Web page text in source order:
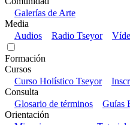
Galerías de Arte
Media
Audios
Radio Tseyor
Formación
Cursos
Curso Holístico Tseyor
Consulta
Glosario de términos
Guías
Orientación